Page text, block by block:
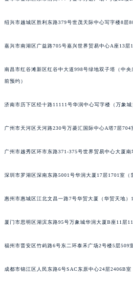
绍兴市越城区胜利东路379号世茂天际中心写字楼8层
嘉兴市南湖区广益路705号嘉兴世界贸易中心A座13层
南昌市红谷滩新区红谷中大道998号绿地双子塔（中
前预约）
济南市历下区经十路11111号华润中心写字楼（万象城
广州市天河区天河路230号万菱汇国际中心A塔7层704
广州市越秀区环市东路371-375号世界贸易中心大厦南
深圳市罗湖区深南东路5001号华润大厦17层1701室（
惠州市惠城区江北文昌一路7号华贸大厦（华贸天地）
厦门市思明区湖滨东路95号万象城华润大厦B座11层
福州市晋安区竹屿路6号东二环泰禾广场2号楼5层509
成都市锦江区人民东路6号SAC东原中心24层2406B室